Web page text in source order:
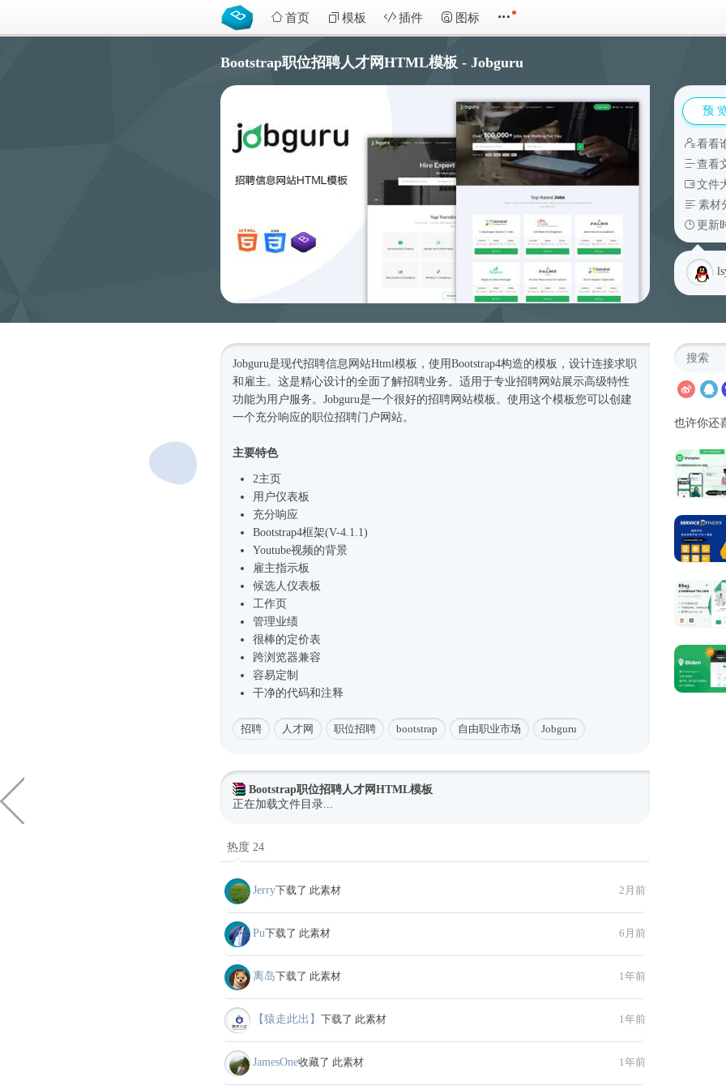
首页 模板 插件 图标
Bootstrap职位招聘人才网HTML模板 - Jobguru
预
看看
查看
文件
素材
更新
Jobguru是现代招聘信息网站Html模板 ，使用Bootstrap4构造的模板，设计连接求职
和雇主。这是精心设计的全面了解招聘业务。适用于专业招聘网站展示高级特性
功能为用户服务。Jobguru是一个很好的招聘网站模板 。使用这个模板您可以创建
一个充分响应的职位招聘门户网站。
主要特色
2主页
用户仪表板
充分响应
Bootstrap4框架(V-4.1.1)
Youtube视频的背景
雇主指示板
候选人仪表板
工作页
管理业绩
很棒的定价表
跨浏览器兼容
容易定制
干净的代码和注释
招聘 人才网 职位招聘 bootstrap 自由职业市场 Jobguru
Bootstrap职位招聘人才网HTML模板
正在加载文件目录...
热度 24
Jerry下载了 此素材 2月前
Pu下载了 此素材 6月前
离岛下载了 此素材 1年前
【猿走此出】 下载了 此素材 1年前
JamesOne收藏了 此素材 1年前
也许你还